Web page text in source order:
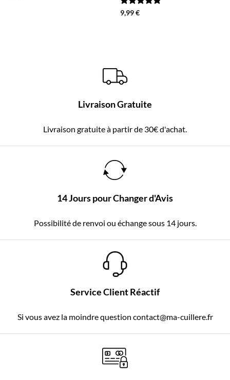
Note
9,99€
Livraison Gratuite
Livraison gratuite à partir de 30€ d'achat.
14 Jours pour Changer d'Avis
Possibilité de renvoi ou échange sous 14 jours.
Service Client Réactif
Si vous avez la moindre question contact@ma-cuillere.fr